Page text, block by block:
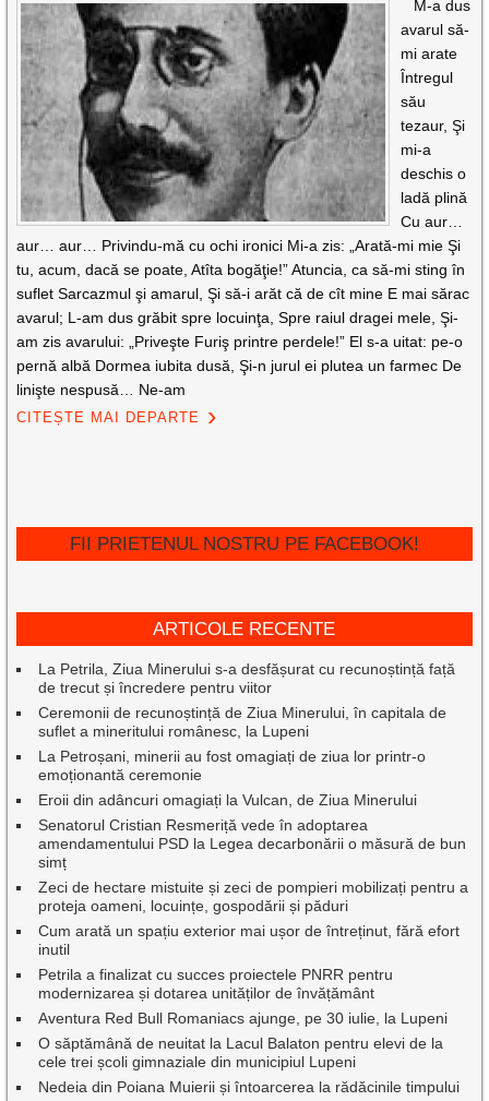
M-a dus
avarul să-
mi arate
Întregul
său
tezaur, Şi
mi-a
deschis o
ladă plină
Cu aur…
aur… aur… Privindu-mă cu ochi ironici Mi-a zis: „Arată-mi mie Şi
tu, acum, dacă se poate, Atîta bogăţie!” Atuncia, ca să-mi sting în
suflet Sarcazmul şi amarul, Şi să-i arăt că de cît mine E mai sărac
avarul; L-am dus grăbit spre locuinţa, Spre raiul dragei mele, Şi-
am zis avarului: „Priveşte Furiş printre perdele!” El s-a uitat: pe-o
pernă albă Dormea iubita dusă, Şi-n jurul ei plutea un farmec De
linişte nespusă… Ne-am
CITEȘTE MAI DEPARTE
FII PRIETENUL NOSTRU PE FACEBOOK!
ARTICOLE RECENTE
La Petrila, Ziua Minerului s-a desfășurat cu recunoștință față
de trecut și încredere pentru viitor
Ceremonii de recunoștință de Ziua Minerului, în capitala de
suflet a mineritului românesc, la Lupeni
La Petroșani, minerii au fost omagiați de ziua lor printr-o
emoționantă ceremonie
Eroii din adâncuri omagiați la Vulcan, de Ziua Minerului
Senatorul Cristian Resmeriță vede în adoptarea
amendamentului PSD la Legea decarbonării o măsură de bun
simț
Zeci de hectare mistuite și zeci de pompieri mobilizați pentru a
proteja oameni, locuințe, gospodării și păduri
Cum arată un spațiu exterior mai ușor de întreținut, fără efort
inutil
Petrila a finalizat cu succes proiectele PNRR pentru
modernizarea și dotarea unităților de învățământ
Aventura Red Bull Romaniacs ajunge, pe 30 iulie, la Lupeni
O săptămână de neuitat la Lacul Balaton pentru elevi de la
cele trei școli gimnaziale din municipiul Lupeni
Nedeia din Poiana Muierii și întoarcerea la rădăcinile timpului